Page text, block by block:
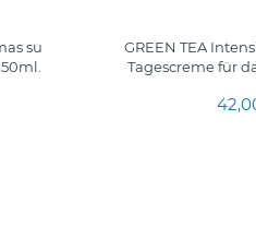
su
GREEN TEA
Tagescreme für